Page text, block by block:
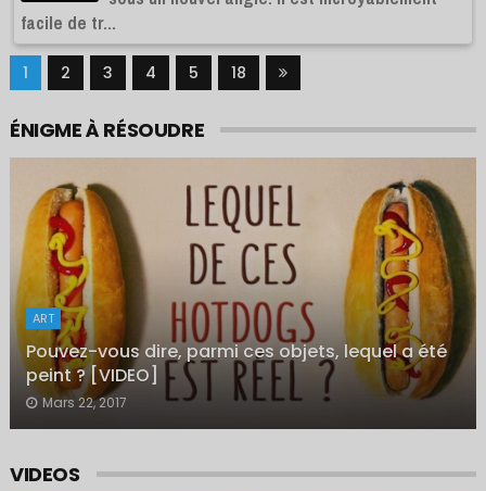
facile de tr...
1 2 3 4 5 18
ÉNIGME À RÉSOUDRE
ART
Pouvez-vous dire, parmi ces objets, lequel a été
peint ? [VIDEO]
Mars 22, 2017
VIDEOS